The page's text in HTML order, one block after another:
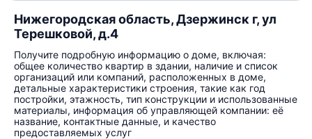
Нижегородская область, Дзержинск г, ул
Терешковой, д.4
Получите подробную информацию о доме, включая:
общее количество квартир в здании, наличие и список
организаций или компаний, расположенных в доме,
детальные характеристики строения, такие как год
постройки, этажность, тип конструкции и использованные
материалы, информация об управляющей компании: её
название, контактные данные, и качество
предоставляемых услуг